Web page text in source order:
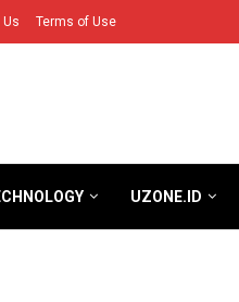
Terms of Use
UZONE.ID